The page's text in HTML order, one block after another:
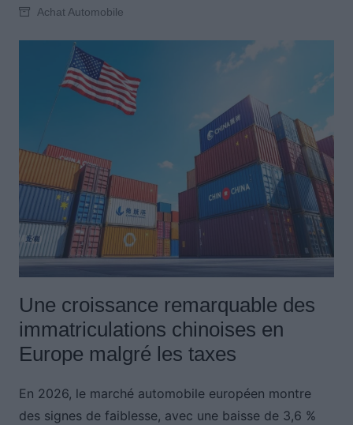
Achat Automobile
Une croissance remarquable des
immatriculations chinoises en
Europe malgré les taxes
En 2026, le marché automobile européen montre
des signes de faiblesse, avec une baisse de 3,6 %